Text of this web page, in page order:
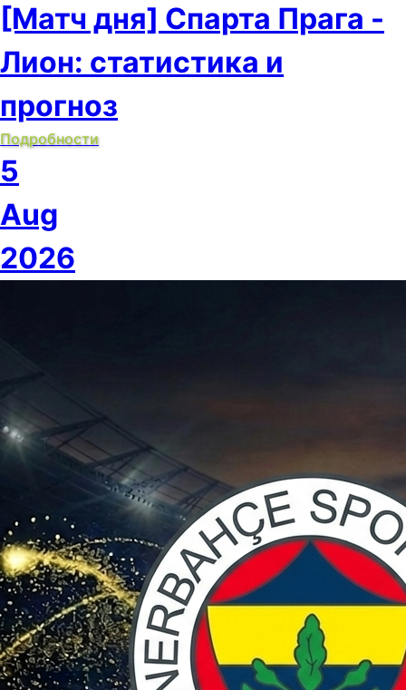
[Матч дня] Спарта Прага -
Лион: статистика и
прогноз
Подробности
5
Aug
2026